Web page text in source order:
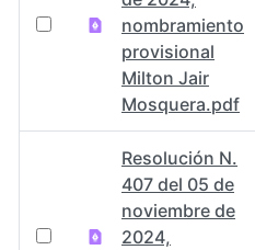
nombramiento
provisional
Milton Jair
Mosquera.pdf
Resolución N.
407 del 05 de
noviembre de
2024,